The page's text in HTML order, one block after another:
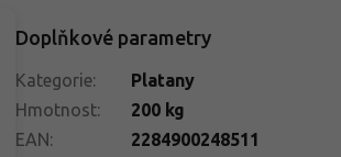
Doplňkové parametry
Kategorie:
Platany
Hmotnost:
200 kg
EAN:
2284900248511